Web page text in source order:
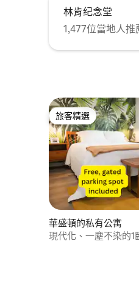
林肯纪念堂
1,477位當地人推
旅客精選
旅客精選
華盛頓的私有公寓
現代化、一塵不染的1